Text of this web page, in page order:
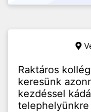
Raktáros
keresünk
kezdéssel
telephelyünkre